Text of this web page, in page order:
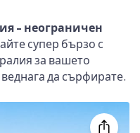
- неограничен
супер бързо с
за вашето
да сърфирате.